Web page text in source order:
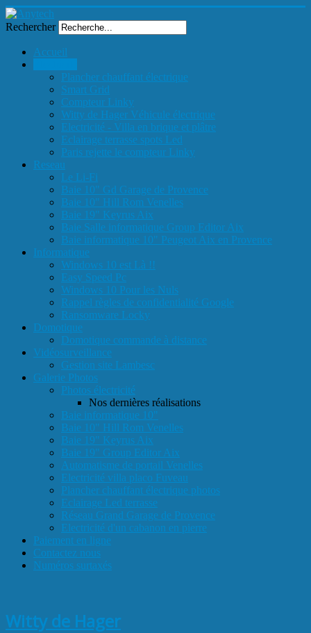
Rechercher
Accueil
Plancher chauffant électrique
Smart Grid
Compteur Linky
Witty de Hager Véhicule électrique
Electricité - Villa en brique et plâtre
Eclairage terrasse spots Led
Paris rejette le compteur Linky
Reseau
Le Li-Fi
Baie 10" Gd Garage de Provence
Baie 10" Hill Rom Venelles
Baie 19" Keyrus Aix
Baie Salle informatique Group Editor Aix
Baie informatique 10" Peugeot Aix en Provence
Informatique
Windows 10 est Là !!
Easy Speed Pc
Windows 10 Pour les Nuls
Rappel règles de confidentialité Google
Ransomware Locky
Domotique
Domotique commande à distance
Vidéosurveillance
Gestion site Lambesc
Galerie Photos
Photos électricité
Nos dernières réalisations
Baie informatique 10"
Baie 10" Hill Rom Venelles
Baie 19" Keyrus Aix
Baie 19" Group Editor Aix
Automatisme de portail Venelles
Electricité villa placo Fuveau
Plancher chauffant électrique photos
Eclairage Led terrasse
Réseau Grand Garage de Provence
Electricité d'un cabanon en pierre
Paiement en ligne
Contactez nous
Numéros surtaxés
Witty de Hager